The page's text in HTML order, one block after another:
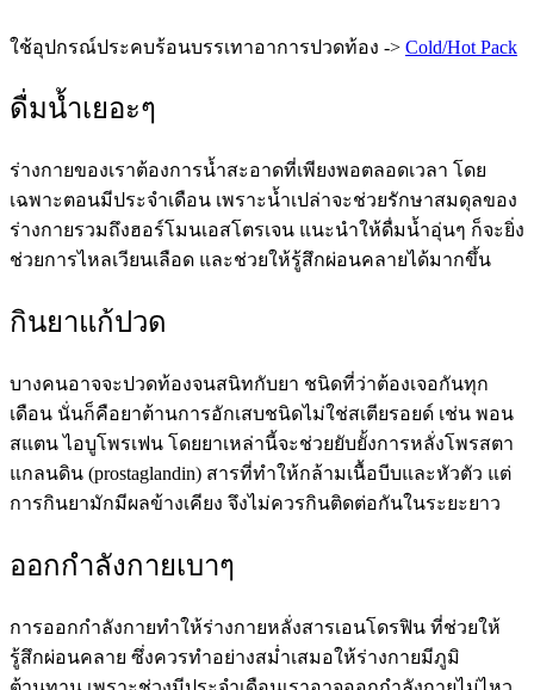
ใช้อุปกรณ์ประคบร้อนบรรเทาอาการปวดท้อง -> Cold/Hot Pack
ดื่มน้ำเยอะๆ
ร่างกายของเราต้องการน้ำสะอาดที่เพียงพอตลอดเวลา โดย
เฉพาะตอนมีประจำเดือน เพราะน้ำเปล่าจะช่วยรักษาสมดุลของ
ร่างกายรวมถึงฮอร์โมนเอสโตรเจน แนะนำให้ดื่มน้ำอุ่นๆ ก็จะยิ่ง
ช่วยการไหลเวียนเลือด และช่วยให้รู้สึกผ่อนคลายได้มากขึ้น
กินยาแก้ปวด
บางคนอาจจะปวดท้องจนสนิทกับยา ชนิดที่ว่าต้องเจอกันทุก
เดือน นั่นก็คือยาต้านการอักเสบชนิดไม่ใช่สเตียรอยด์ เช่น พอน
สแตน ไอบูโพรเฟน โดยยาเหล่านี้จะช่วยยับยั้งการหลั่งโพรสตา
แกลนดิน (prostaglandin) สารที่ทำให้กล้ามเนื้อบีบและหัวตัว แต่
การกินยามักมีผลข้างเคียง จึงไม่ควรกินติดต่อกันในระยะยาว
ออกกำลังกายเบาๆ
การออกกำลังกายทำให้ร่างกายหลั่งสารเอนโดรฟิน ที่ช่วยให้
รู้สึกผ่อนคลาย ซึ่งควรทำอย่างสม่ำเสมอให้ร่างกายมีภูมิ